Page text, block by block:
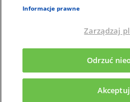
Pobierz apkę, a
Informacje prawne
Zarządzaj
Odrzuć